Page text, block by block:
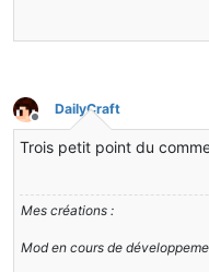
Hors-ligne
DailyCraft
Trois petit point du
Mes créations :
Mod en cours de